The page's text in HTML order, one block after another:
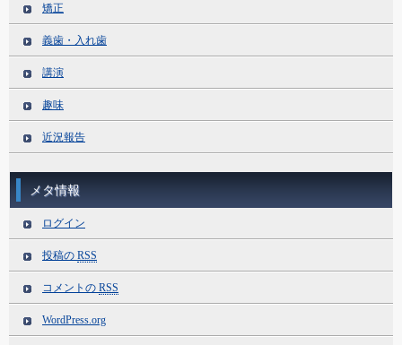
矯正
義歯・入れ歯
講演
趣味
近況報告
メタ情報
ログイン
投稿の RSS
コメントの RSS
WordPress.org